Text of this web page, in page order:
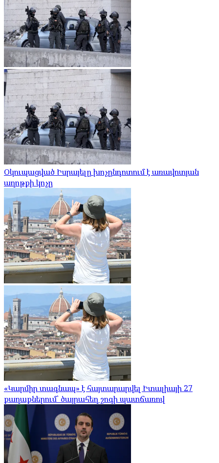
Օկուպացված Իսրայելը խոչընդոտում է առավոտյան
աղոթքի կոչը
«Կարմիր տագնապ» է հայտարարվել Իտալիայի 27
քաղաքներում՝ ծայրահեղ շոգի պատճառով